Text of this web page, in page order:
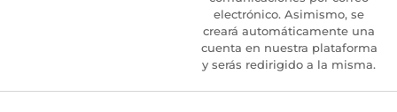
electrónico. Asimismo, se
creará automáticamente una
cuenta en nuestra plataforma
y serás redirigido a la misma.